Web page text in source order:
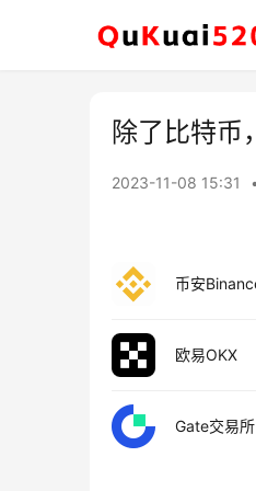
除了比特币
2023-11-08 15:31 •
币安
欧易OKX
Gate交易所